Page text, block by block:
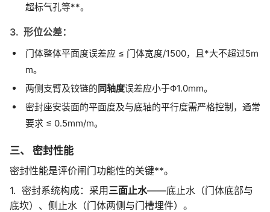
超标气孔等**。
3. 形位公差：
门体整体平面度误差应 ≤ 门体宽度/1500，且*大不超过5m
m。
两侧支臂及铰链的同轴度误差应小于Φ1.0mm。
密封座安装面的平面度及与底轴的平行度需严格控制，通常
要求 ≤ 0.5mm/m。
三、 密封性能
密封性能是评价闸门功能性的关键**。
1. 密封系统构成：采用三面止水——底止水（门体底部与
底坎）、侧止水（门体两侧与门槽埋件）。